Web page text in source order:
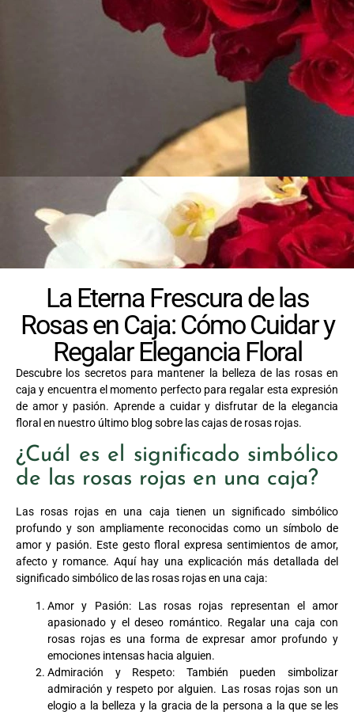
La Eterna Frescura de las
Rosas en Caja: Cómo Cuidar y
Regalar Elegancia Floral
Descubre los secretos para mantener la belleza de las rosas en
caja y encuentra el momento perfecto para regalar esta expresión
de amor y pasión. Aprende a cuidar y disfrutar de la elegancia
floral en nuestro último blog sobre las cajas de rosas rojas.
¿Cuál es el significado simbólico
de las rosas rojas en una caja?
Las rosas rojas en una caja tienen un significado simbólico
profundo y son ampliamente reconocidas como un símbolo de
amor y pasión. Este gesto floral expresa sentimientos de amor,
afecto y romance. Aquí hay una explicación más detallada del
significado simbólico de las rosas rojas en una caja:
Amor y Pasión: Las rosas rojas representan el amor
apasionado y el deseo romántico. Regalar una caja con
rosas rojas es una forma de expresar amor profundo y
emociones intensas hacia alguien.
Admiración y Respeto: También pueden simbolizar
admiración y respeto por alguien. Las rosas rojas son un
elogio a la belleza y la gracia de la persona a la que se les